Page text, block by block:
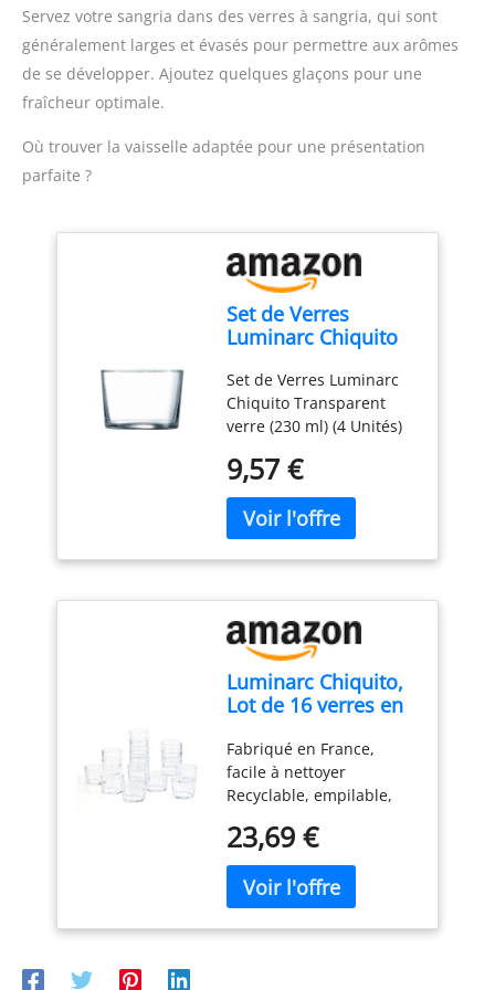
poussière et des autres
particules, ce qui vous
permet de l'utiliser à tout
moment sans lavage
Grâce à son cordon de
rotation du cône
garantissent une
quantité de jus plus
conséquente PRATIQUE :
agrumes est toujours
Servez votre sangria dans des verres à sangria, qui sont
généralement larges et évasés pour permettre aux arômes
de se développer. Ajoutez quelques glaçons pour une
fraîcheur optimale.
Où trouver la vaisselle adaptée pour une présentation
parfaite ?
Set de Verres
Luminarc Chiquito
(230 ML) (4 Unités)
Set de Verres Luminarc
Chiquito Transparent
verre (230 ml) (4 Unités)
conçu pour une
utilisation quotidienne
9,57 €
Luminarc Chiquito,
Lot de 16 verres en
Fabriqué en France,
facile à nettoyer
Recyclable, empilable,
hygiénique, longue durée
de vie Convient au
réfrigérateur Passe au
lave-vaisselle 16 verres
bas en verre
23,69 €